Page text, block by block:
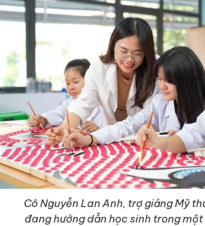
Cô Nguyễn Lan Anh, trợ giảng Mỹ
đang hướng dẫn học sinh trong